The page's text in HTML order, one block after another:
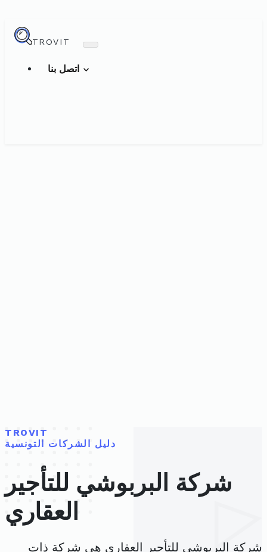
TROVIT
TROVIT
دليل الشركات التونسية
شركة البربوشي للتأجير
العقاري
شركة البربوشي للتأجير العقاري هي شركة ذات